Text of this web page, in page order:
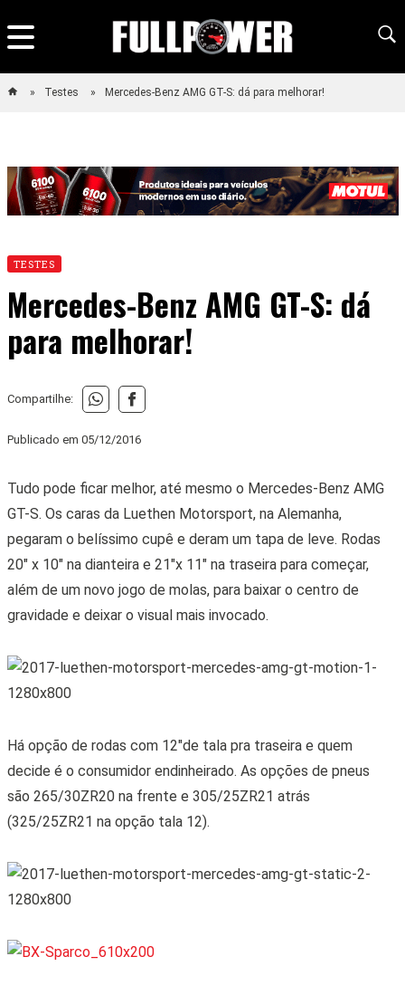
Testes Mercedes-Benz AMG GT-S: dá para melhorar!
TESTES
Mercedes-Benz AMG GT-S: dá
para melhorar!
Compartilhe:
Publicado em 05/12/2016
Tudo pode ficar melhor, até mesmo o Mercedes-Benz AMG
GT-S. Os caras da Luethen Motorsport, na Alemanha,
pegaram o belíssimo cupê e deram um tapa de leve. Rodas
20″ x 10″ na dianteira e 21″x 11″ na traseira para começar,
além de um novo jogo de molas, para baixar o centro de
gravidade e deixar o visual mais invocado.
Há opção de rodas com 12″de tala pra traseira e quem
decide é o consumidor endinheirado. As opções de pneus
são 265/30ZR20 na frente e 305/25ZR21 atrás
(325/25ZR21 na opção tala 12).